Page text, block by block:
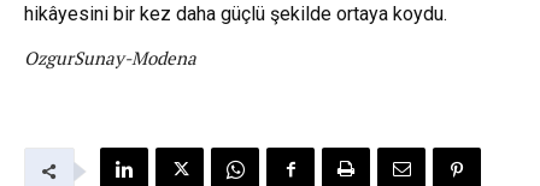
hikâyesini bir kez daha güçlü şekilde ortaya koydu.
OzgurSunay-Modena